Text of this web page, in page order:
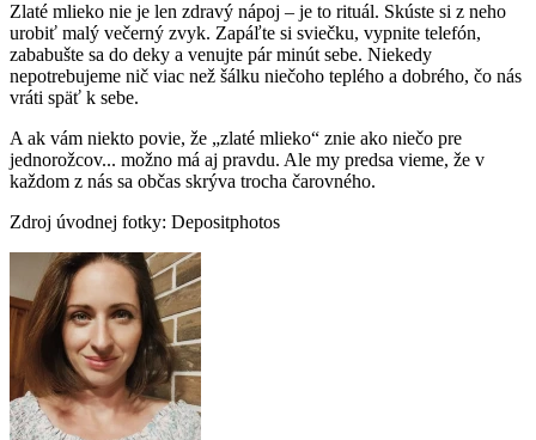
Zlaté mlieko nie je len zdravý nápoj – je to rituál. Skúste si z neho
urobiť malý večerný zvyk. Zapáľte si sviečku, vypnite telefón,
zababušte sa do deky a venujte pár minút sebe. Niekedy
nepotrebujeme nič viac než šálku niečoho teplého a dobrého, čo nás
vráti späť k sebe.
A ak vám niekto povie, že „zlaté mlieko“ znie ako niečo pre
jednorožcov... možno má aj pravdu. Ale my predsa vieme, že v
každom z nás sa občas skrýva trocha čarovného.
Zdroj úvodnej fotky: Depositphotos